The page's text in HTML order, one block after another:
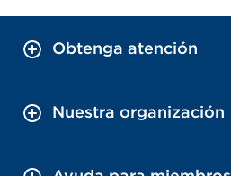
Obtenga atención
Nuestra organización